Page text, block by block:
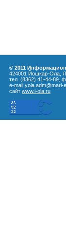
© 2011
424001 Йошкар-Ола,
тел. (8362) 41-44-89,
e-mail yola.adm@mari-
сайт www.i-ola.ru